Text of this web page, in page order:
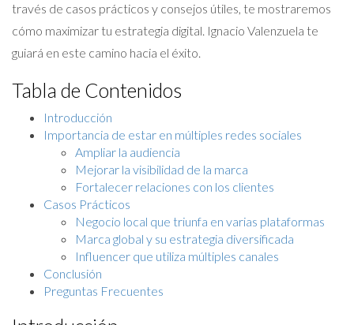
través de casos prácticos y consejos útiles, te mostraremos
cómo maximizar tu estrategia digital. Ignacio Valenzuela te
guiará en este camino hacia el éxito.
Tabla de Contenidos
Introducción
Importancia de estar en múltiples redes sociales
Ampliar la audiencia
Mejorar la visibilidad de la marca
Fortalecer relaciones con los clientes
Casos Prácticos
Negocio local que triunfa en varias plataformas
Marca global y su estrategia diversificada
Influencer que utiliza múltiples canales
Conclusión
Preguntas Frecuentes